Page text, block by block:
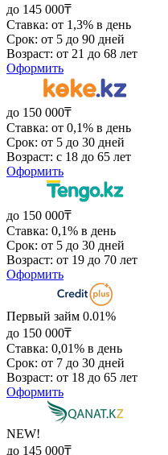
до 145 000₸
Ставка: от 1,3% в день
Срок: от 5 до 90 дней
Возраст: от 21 до 68 лет
Оформить
до 150 000₸
Ставка: от 0,1% в день
Срок: от 5 до 30 дней
Возраст: с 18 до 65 лет
Оформить
до 150 000₸
Ставка: 0,1% в день
Срок: от 5 до 30 дней
Возраст: от 19 до 70 лет
Оформить
Первый займ 0.01%
до 150 000₸
Ставка: 0,01% в день
Срок: от 7 до 30 дней
Возраст: от 18 до 65 лет
Оформить
NEW!
до 145 000₸